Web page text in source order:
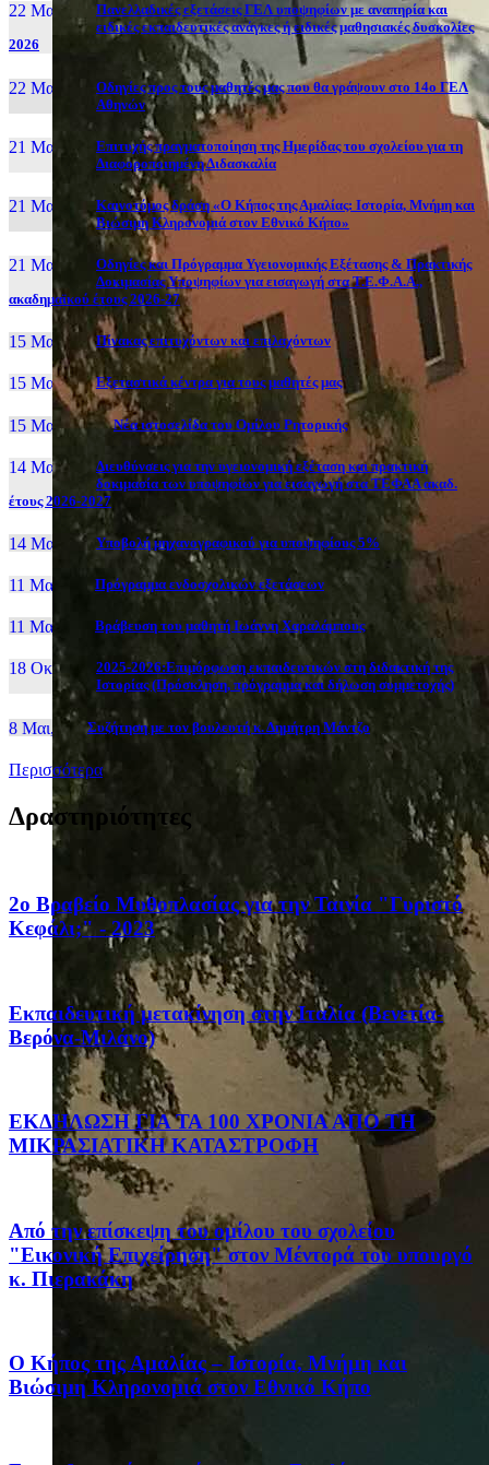
22 Μαι, 26
Πανελλαδικές εξετάσεις ΓΕΛ υποψηφίων με αναπηρία και
ειδικές εκπαιδευτικές ανάγκες ή ειδικές μαθησιακές δυσκολίες
2026
22 Μαι, 26
Οδηγίες προς τους μαθητές μας που θα γράψουν στο 14ο ΓΕΛ
Αθηνών
21 Μαι, 26
Επιτυχής πραγματοποίηση της Ημερίδας του σχολείου για τη
Διαφοροποιημένη Διδασκαλία
21 Μαι, 26
Καινοτόμος δράση «Ο Κήπος της Αμαλίας: Ιστορία, Μνήμη και
Βιώσιμη Κληρονομιά στον Εθνικό Κήπο»
21 Μαι, 26
Οδηγίες και Πρόγραμμα Υγειονομικής Εξέτασης & Πρακτικής
Δοκιμασίας Υποψηφίων για εισαγωγή στα Τ.Ε.Φ.Α.Α.,
ακαδημαϊκού έτους 2026-27
15 Μαι, 26 Πίνακας επιτυχόντων και επιλαχόντων
15 Μαι, 26 Εξεταστικά κέντρα για τους μαθητές μας
15 Μαι, 2026 Νέα ιστοσελίδα του Ομίλου Ρητορικής
14 Μαι, 26
Διευθύνσεις για την υγειονομική εξέταση και πρακτική
δοκιμασία των υποψηφίων για εισαγωγή στα ΤΕΦΑΑ ακαδ.
έτους 2026-2027
14 Μαι, 26 Yποβολή μηχανογραφικού για υποψηφίους 5%
11 Μαι, 26 Πρόγραμμα ενδοσχολικών εξετάσεων
11 Μαι, 26 Βράβευση του μαθητή Ιωάννη Χαραλάμπους
18 Οκτ, 25
2025-2026:Επιμόρφωση εκπαιδευτικών στη διδακτική της
Ιστορίας (Πρόσκληση, πρόγραμμα και δήλωση συμμετοχής)
8 Μαι, 26 Συζήτηση με τον βουλευτή κ. Δημήτρη Μάντζο
Περισσότερα
Δραστηριότητες
2ο Βραβείο Μυθοπλασίας για την Ταινία "Γυριστό
Κεφάλι;" - 2023
Eκπαιδευτική μετακίνηση στην Ιταλία (Βενετία-
Βερόνα-Μιλάνο)
ΕΚΔΗΛΩΣΗ ΓΙΑ ΤΑ 100 ΧΡΟΝΙΑ ΑΠΟ ΤΗ
ΜΙΚΡΑΣΙΑΤΙΚΗ ΚΑΤΑΣΤΡΟΦΗ
Από την επίσκεψη του ομίλου του σχολείου
"Εικονική Επιχείρηση" στον Μέντορά του υπουργό
κ. Πιερακάκη
Ο Κήπος της Αμαλίας – Ιστορία, Μνήμη και
Βιώσιμη Κληρονομιά στον Εθνικό Κήπο